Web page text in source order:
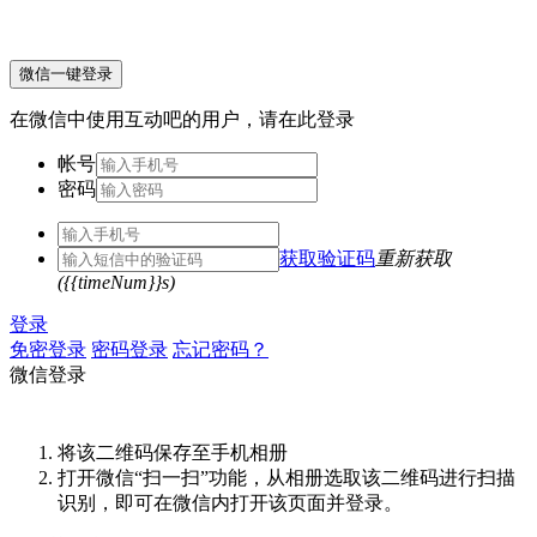
微信一键登录
在微信中使用互动吧的用户，请在此登录
帐号
密码
获取验证码重新获取
({{timeNum}}s)
登录
免密登录 密码登录 忘记密码？
微信登录
将该二维码保存至手机相册
打开微信“扫一扫”功能，从相册选取该二维码进行扫描
识别，即可在微信内打开该页面并登录。